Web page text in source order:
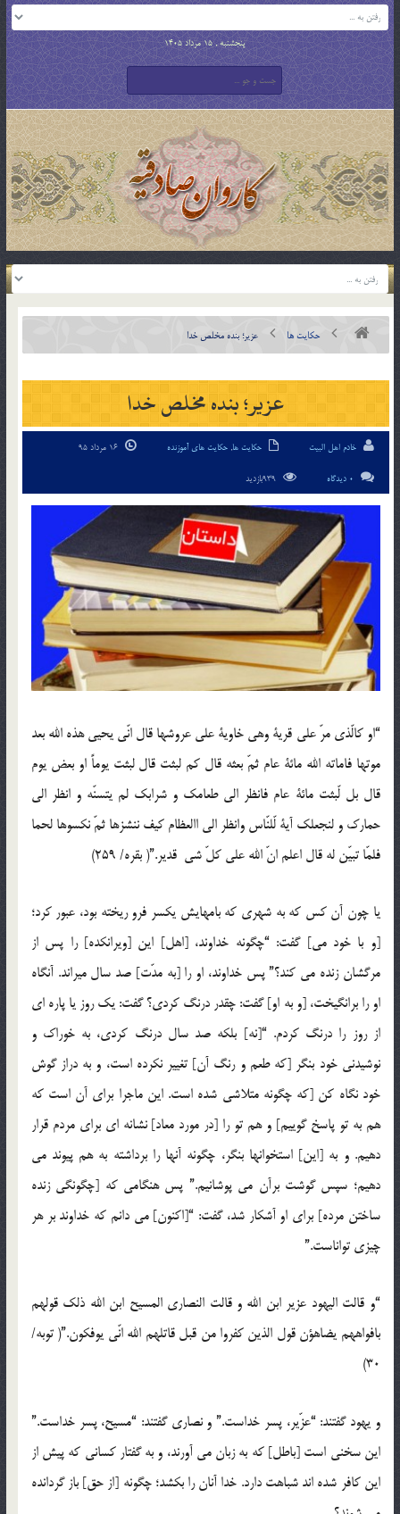
پنجشنبه , 15 مرداد 1405
حکایت ها عزیر؛ بنده مخلص خدا
عزیر؛ بنده مخلص خدا
خادم اهل البیت حکایت ها, حکایت های آموزنده
0 دیدگاه
“او كالّذی مرّ علی قریة وهی خاویة علی عروشها قال انّی یحیی هذه الله بعد
موتها فاماته الله مائة عام ثمّ بعثه قال كم لبثت قال لبثت یوماً او بعض یوم
قال بل لّبثت مائة عام فانظر الی طعامك و شرابك لم یتسنّه و انظر الی
حمارك و لنجعلك آیة لّلنّاس وانظر الی االعظام كیف ننشزها ثمّ نكسوها لحما
فلمّا تبیّن له قال اعلم انّ الله علی كلّ شی قدیر.”( بقره/ 259)
یا چون آن كس كه به شهری كه بامهایش یكسر فرو ریخته بود، عبور كرد؛
[و با خود می] گفت: “چگونه خداوند، [اهل] این [ویرانكده] را پس از
مرگشان زنده می كند؟” پس خداوند، او را [به مدّت] صد سال میراند. آنگاه
او را برانگیخت، [و به او] گفت: چقدر درنگ كردی؟ گفت: یك روز یا پاره ای
از روز را درنگ كردم. “[نه] بلكه صد سال درنگ كردی، به خوراك و
نوشیدنی خود بنگر [كه طعم و رنگ آن] تغییر نكرده است، و به دراز گوش
خود نگاه كن [كه چگونه متلاشی شده است. این ماجرا برای آن است كه
هم به تو پاسخ گوییم] و هم تو را [در مورد معاد] نشانه ای برای مردم قرار
دهیم. و به [این] استخوانها بنگر، چگونه آنها را برداشته به هم پیوند می
دهیم؛ سپس گوشت برآن می پوشانیم.” پس هنگامی كه [چگونگی زنده
ساختن مرده] برای او آشكار شد، گفت: “[اكنون] می دانم كه خداوند بر هر
چیزی تواناست.”
“و قالت الیهود عزیر ابن الله و قالت النصاری المسیح ابن الله ذلك قولهم
بافواههم یضاهؤن قول الذین كفروا من قبل قاتلهم الله انّی یوفكون.”( توبه/
30)
و یهود گفتند: “عزّیر، پسر خداست.” و نصاری گفتند: “مسیح، پسر خداست.”
این سخنی است [باطل] كه به زبان می آورند، و به گفتار كسانی كه پیش از
این كافر شده اند شباهت دارد. خدا آنان را بكشد؛ چگونه [از حق] باز گردانده